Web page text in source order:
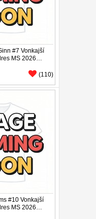
#7 Vonkajší
MS 2026
(110)
#10 Vonkajší
MS 2026